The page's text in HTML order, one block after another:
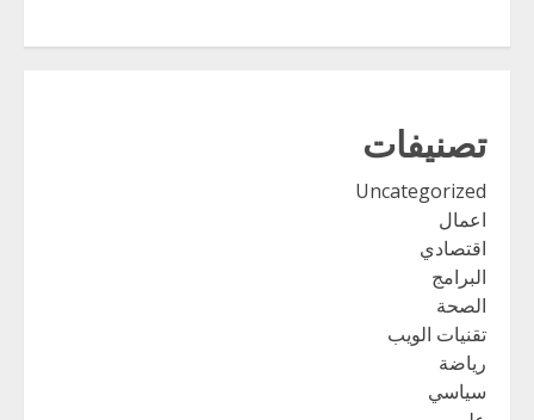
تصنيفات
Uncategorized
اعمال
اقتصادي
البرامج
الصحة
تقنيات الويب
رياضة
سياسي